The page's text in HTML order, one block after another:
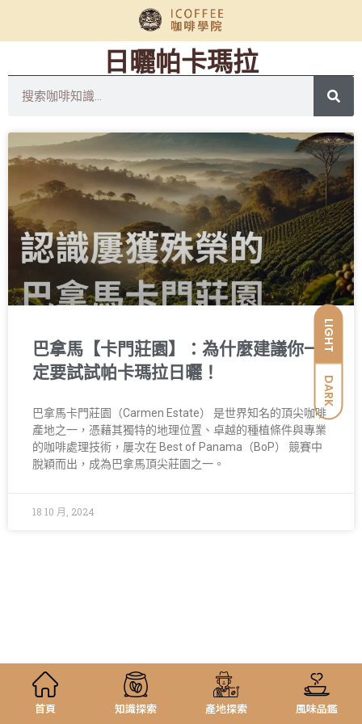
LIGHT
DARK
日曬帕卡瑪拉
巴拿馬【卡門莊園】：為什麼建議你一
定要試試帕卡瑪拉日曬！
巴拿馬卡門莊園（Carmen Estate） 是世界知名的頂尖咖啡
產地之一，憑藉其獨特的地理位置、卓越的種植條件與專業
的咖啡處理技術，屢次在 Best of Panama（BoP） 競賽中
脫穎而出，成為巴拿馬頂尖莊園之一。
18 10 月, 2024
首頁 知識探索 產地探索 風味品鑑